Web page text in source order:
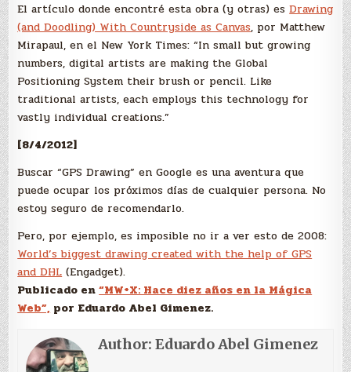
El artículo donde encontré esta obra (y otras) esDrawing
(and Doodling) With Countryside as Canvas, por Matthew
Mirapaul, en el New York Times: “In small but growing
numbers, digital artists are making the Global
Positioning System their brush or pencil. Like
traditional artists, each employs this technology for
vastly individual creations.”
[8/4/2012]
Buscar “GPS Drawing” en Google es una aventura que
puede ocupar los próximos días de cualquier persona. No
estoy seguro de recomendarlo.
Pero, por ejemplo, es imposible no ir a ver esto de 2008:
World’s biggest drawing created with the help of GPS
and DHL (Engadget).
Publicado en“MW+X: Hace diez años en la Mágica
Web”, por Eduardo Abel Gimenez.
Author:Eduardo Abel Gimenez